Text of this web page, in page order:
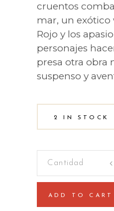
cruentos
mar, un exótico
Rojo y los
personajes
presa otra obra
suspenso y
2 IN STOCK
ADD TO CART